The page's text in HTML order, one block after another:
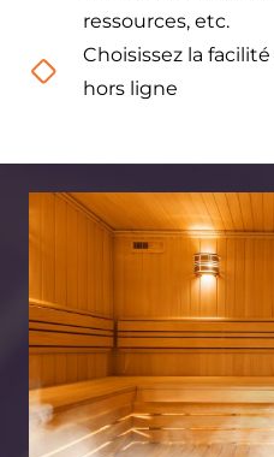
ressources, etc.
Choisissez la
hors ligne